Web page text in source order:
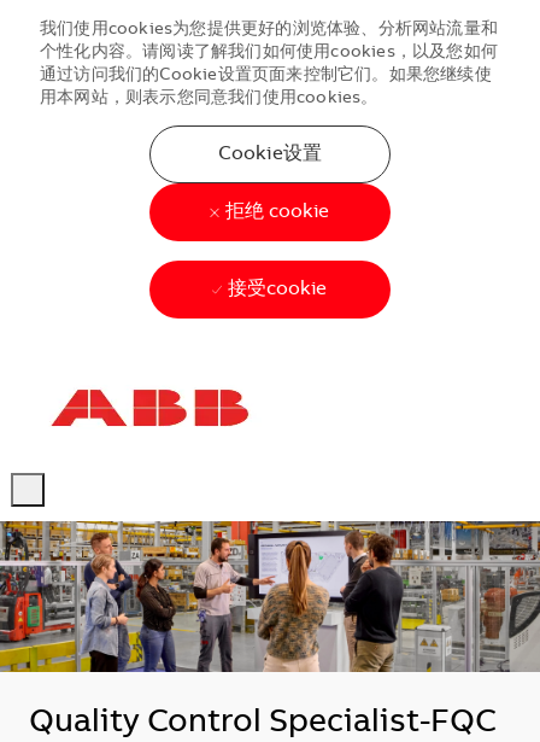
--
我们使用cookies为您提供更好的浏览体验、分析网站流量和
个性化内容。请阅读了解我们如何使用cookies，以及您如何
通过访问我们的Cookie设置页面来控制它们。如果您继续使
用本网站，则表示您同意我们使用cookies。
Cookie设置
拒绝 cookie
接受cookie
Quality Control Specialist-FQC